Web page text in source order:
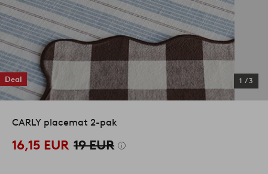
Deal 1 /3
CARLY placemat 2-pak
16,15 EUR 19 EUR